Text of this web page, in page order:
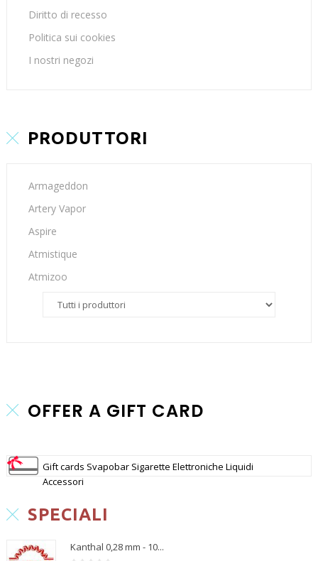
Diritto di recesso
Politica sui cookies
I nostri negozi
PRODUTTORI
Armageddon
Artery Vapor
Aspire
Atmistique
Atmizoo
OFFER A GIFT CARD
Gift cards Svapobar Sigarette Elettroniche Liquidi
Accessori
SPECIALI
Kanthal 0,28 mm - 10...